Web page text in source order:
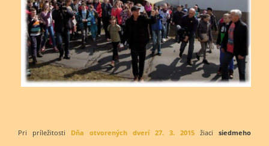
Pri príležitosti Dňa otvorených dverí 27. 3. 2015 žiaci siedmeho